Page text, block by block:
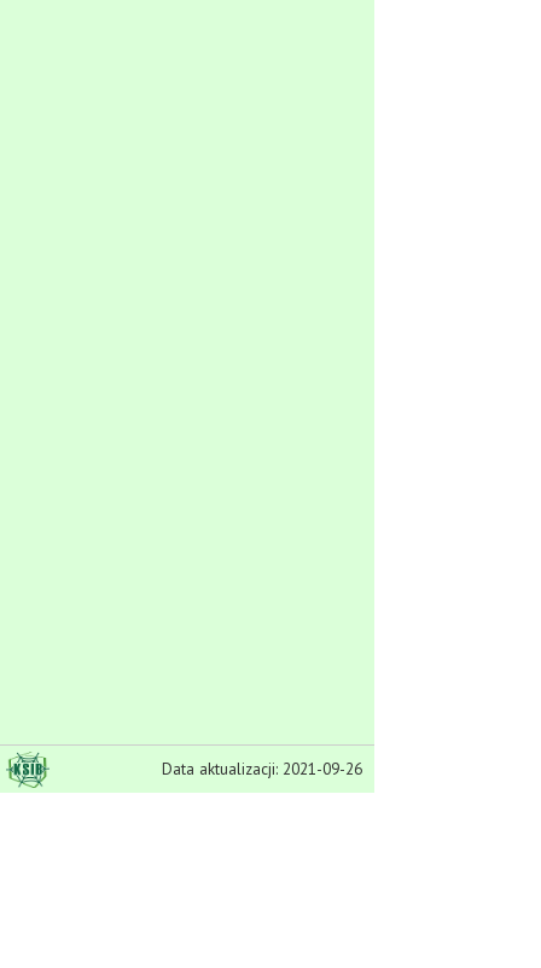
Data aktualizacji: 2021-09-26